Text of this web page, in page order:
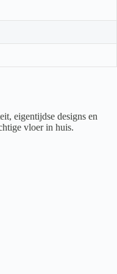
eigentijdse designs en
vloer in huis.